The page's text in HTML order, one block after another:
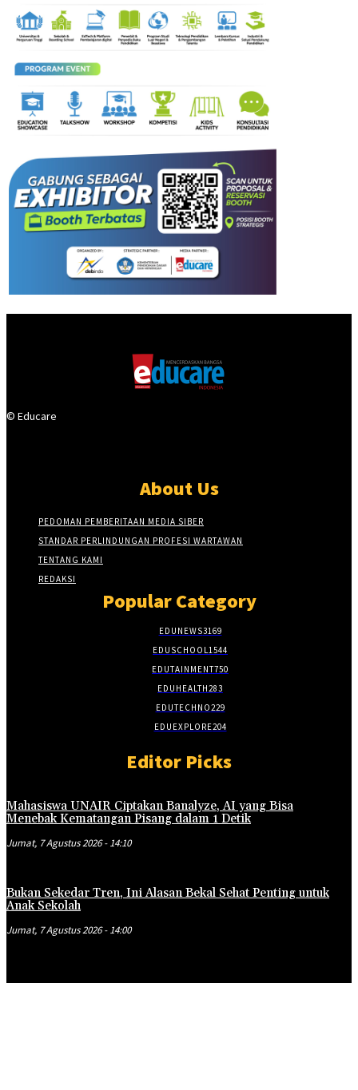
© Educare
About Us
PEDOMAN PEMBERITAAN MEDIA SIBER
STANDAR PERLINDUNGAN PROFESI WARTAWAN
TENTANG KAMI
REDAKSI
Popular Category
EDUNEWS3169
EDUSCHOOL1544
EDUTAINMENT750
EDUHEALTH283
EDUTECHNO229
EDUEXPLORE204
Editor Picks
Mahasiswa UNAIR Ciptakan Banalyze, AI yang Bisa
Menebak Kematangan Pisang dalam 1 Detik
Jumat, 7 Agustus 2026 - 14:10
Bukan Sekedar Tren, Ini Alasan Bekal Sehat Penting untuk
Anak Sekolah
Jumat, 7 Agustus 2026 - 14:00